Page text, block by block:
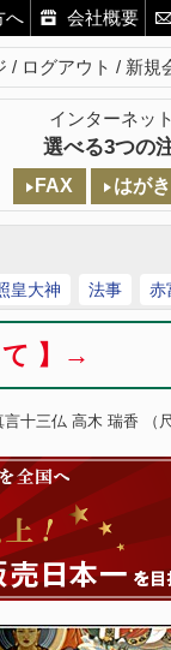
へ 会社概要
ログアウト 新規
インターネッ
選べる3つの
FAX はがき
皇大神 法事 赤
て 】→
言十三仏 高木 瑞香 （